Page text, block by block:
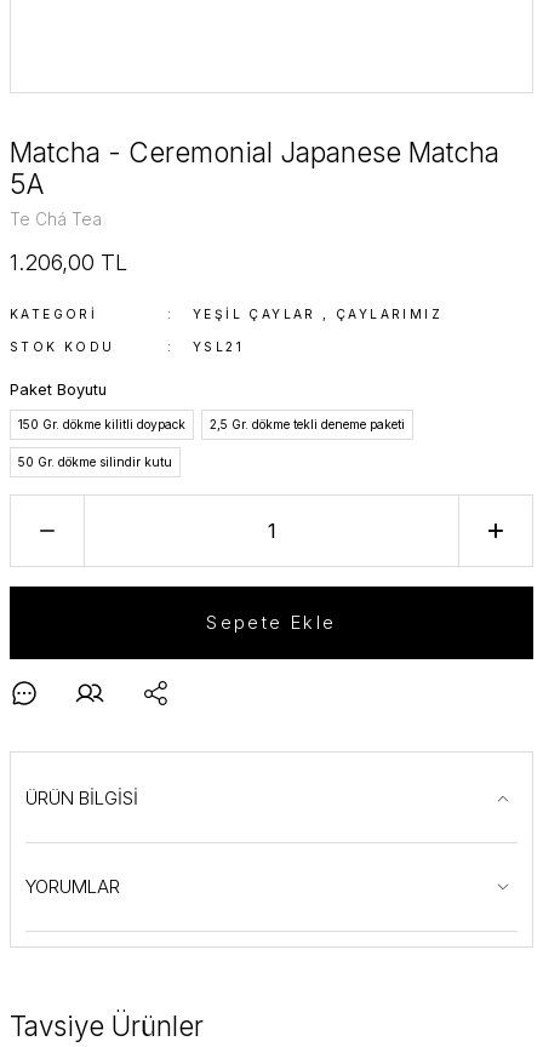
Matcha - Ceremonial Japanese Matcha
5A
Te Chá Tea
1.206,00 TL
KATEGORI YEŞIL ÇAYLAR ÇAYLARIMIZ
STOK KODU YSL21
Paket Boyutu
150 Gr. dökme kilitli doypack 2,5 Gr. dökme tekli deneme paketi
50 Gr. dökme silindir kutu
Sepete Ekle
ÜRÜN BİLGİSİ
YORUMLAR
Tavsiye Ürünler